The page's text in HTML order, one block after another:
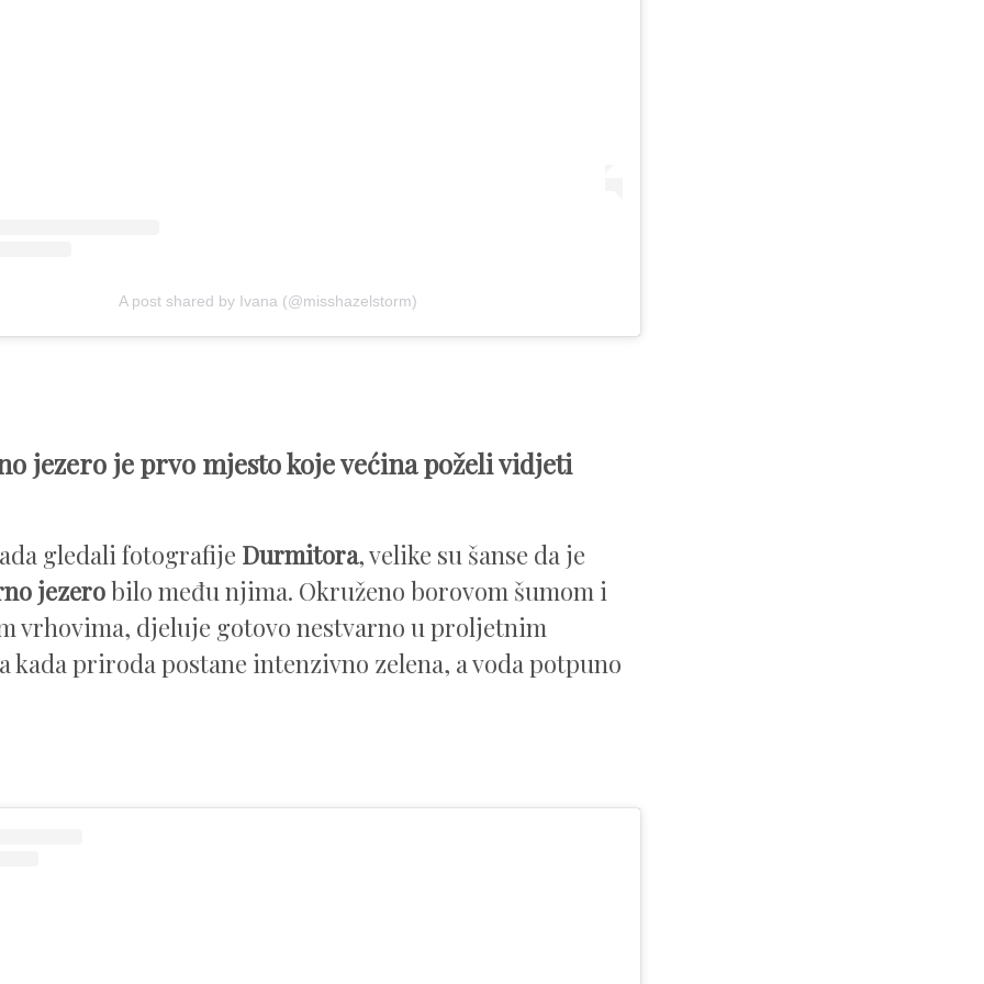
A post shared by Ivana (@misshazelstorm)
jezero je prvo mjesto koje većina poželi vidjeti
gledali fotografije Durmitora, velike su šanse da je
jezerobilo među njima. Okruženo borovom šumom i
vrhovima, djeluje gotovo nestvarno u proljetnim
kada priroda postane intenzivno zelena, a voda potpuno